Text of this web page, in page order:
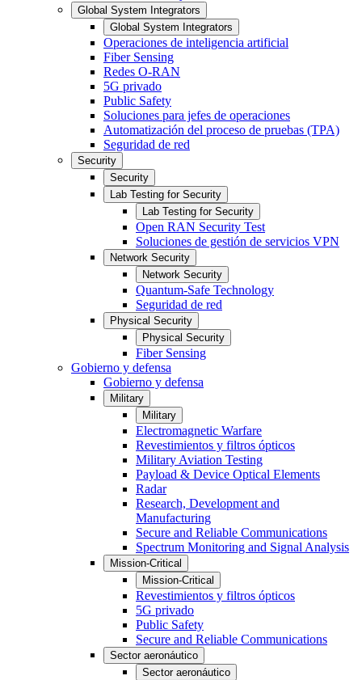
Global System Integrators
Global System Integrators
Operaciones de inteligencia artificial
Fiber Sensing
Redes O-RAN
5G privado
Public Safety
Soluciones para jefes de operaciones
Automatización del proceso de pruebas (TPA)
Seguridad de red
Security
Security
Lab Testing for Security
Lab Testing for Security
Open RAN Security Test
Soluciones de gestión de servicios VPN
Network Security
Network Security
Quantum-Safe Technology
Seguridad de red
Physical Security
Physical Security
Fiber Sensing
Gobierno y defensa
Gobierno y defensa
Military
Military
Electromagnetic Warfare
Revestimientos y filtros ópticos
Military Aviation Testing
Payload & Device Optical Elements
Radar
Research, Development and
Manufacturing
Secure and Reliable Communications
Spectrum Monitoring and Signal Analysis
Mission-Critical
Mission-Critical
Revestimientos y filtros ópticos
5G privado
Public Safety
Secure and Reliable Communications
Sector aeronáutico
Sector aeronáutico